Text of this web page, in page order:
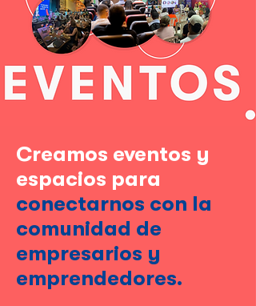
Creamos eventos y
espacios para
conectarnos con la
comunidad de
empresarios y
emprendedores.